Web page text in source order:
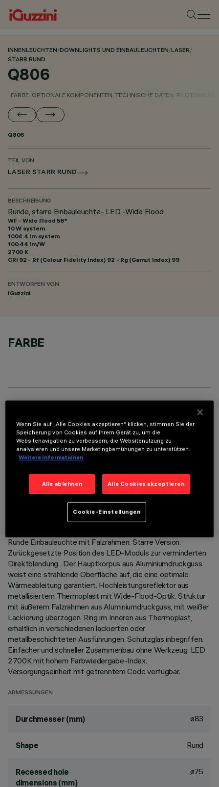
INNENLEUCHTEN/DOWNLIGHTS UND EINBAULEUCHTEN/LASER/
STARR RUND
Q806
FARBE OPTIONALE KOMPONENTEN TECHNISCHE DATEN
Q806
TEIL VON
LASER STARR RUND
BESCHREIBUNG
Runde, starre Einbauleuchte- LED -Wide Flood
WF - Wide Flood 56°
10 W system
1004.4 lm system
100.44 lm/W
2700 K
CRI 92 - Rf (Colour Fidelity Index) 92 - Rg (Gamut Index) 99
ENTWORFEN VON
iGuzzini
FARBE
TECHNISCHE DATEN
Runde Einbauleuchte mit Falzrahmen. Starre Version.
Zurückgesetzte Position des LED-Moduls zur verminderten
Direktblendung . Der Hauptkorpus aus Aluminiumdruckguss
weist eine strahlende Oberfläche auf, die eine optimale
Wärmeableitung garantiert. Hochleistungsreflektor aus
metallisiertem Thermoplast mit Wide-Flood-Optik. Struktur
mit äußerem Falzrahmen aus Aluminiumdruckguss, mit weißer
Lackierung überzogen. Ring im Inneren aus Thermoplast,
erhältlich in verschiedenen lackierten oder
metallbeschichteten Ausführungen. Schutzglas inbegriffen.
Einfacher und schneller Zusammenbau ohne Werkzeug. LED
2700K mit hohem Farbwiedergabe-Index.
Versorgungseinheit mit getrenntem Code verfügbar.
ABMESSUNGEN
Durchmesser (mm) ø83
Shape Rund
Recessed hole
dimensions (mm)
ø75
Wenn Sie auf „Alle Cookies akzeptieren“ klicken, stimmen Sie der
Speicherung von Cookies auf Ihrem Gerät zu, um die
Websitenavigation zu verbessern, die Websitenutzung zu
analysieren und unsere Marketingbemühungen zu unterstützen.
Weitere Informationen
Alle ablehnen Alle Cookies akzeptieren
Cookie-Einstellungen